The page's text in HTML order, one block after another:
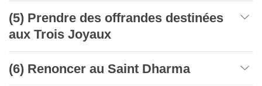
(5) Prendre des offrandes destinées
aux Trois Joyaux
(6) Renoncer au Saint Dharma